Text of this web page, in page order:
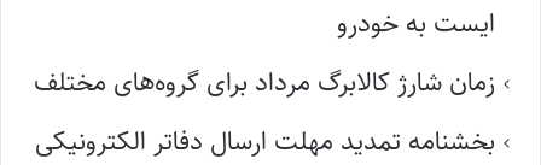
ایست به خودرو
زمان شارژ کالابرگ مرداد برای گروه‌های مختلف
بخشنامه تمدید مهلت ارسال دفاتر الکترونیکی